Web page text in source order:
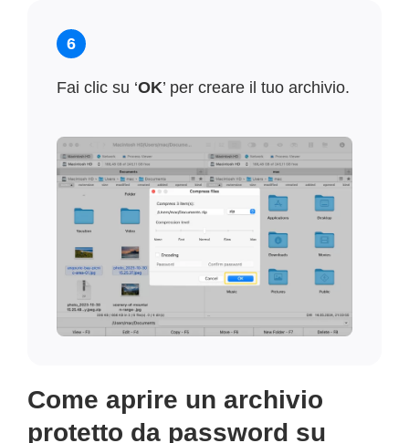
6
Fai clic su ‘OK’ per creare il tuo archivio.
Come aprire un archivio
protetto da password su